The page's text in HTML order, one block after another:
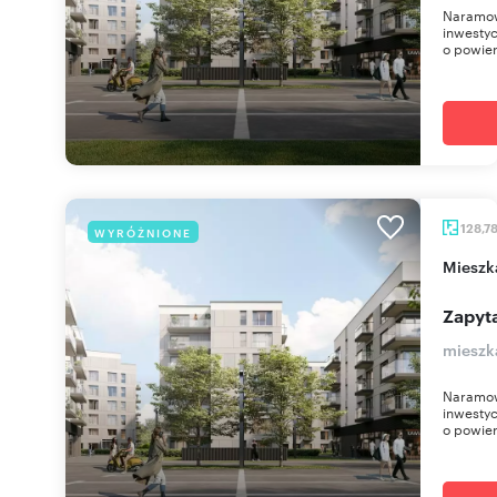
o
WYRÓŻNIONE
o